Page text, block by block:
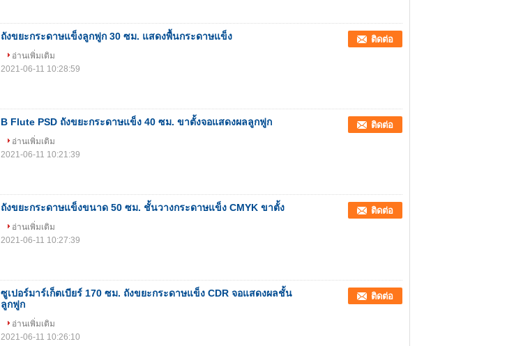
ถังขยะกระดาษแข็งลูกฟูก 30 ซม. แสดงพื้นกระดาษแข็ง ติดต่อ
อ่านเพิ่มเติม
2021-06-11 10:28:59
B Flute PSD ถังขยะกระดาษแข็ง 40 ซม. ขาตั้งจอแสดงผลลูกฟูก ติดต่อ
อ่านเพิ่มเติม
2021-06-11 10:21:39
ถังขยะกระดาษแข็งขนาด 50 ซม. ชั้นวางกระดาษแข็ง CMYK ขาตั้ง ติดต่อ
อ่านเพิ่มเติม
2021-06-11 10:27:39
ซูเปอร์มาร์เก็ตเบียร์ 170 ซม. ถังขยะกระดาษแข็ง CDR จอแสดงผลชั้น
ลูกฟูก
ติดต่อ
อ่านเพิ่มเติม
2021-06-11 10:26:10